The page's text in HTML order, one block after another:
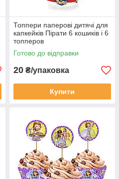
Топпери паперові дитячі для
капкейків Пірати 6 кошиків і 6
топперов
Готово до відправки
20 ₴/упаковка
Купити